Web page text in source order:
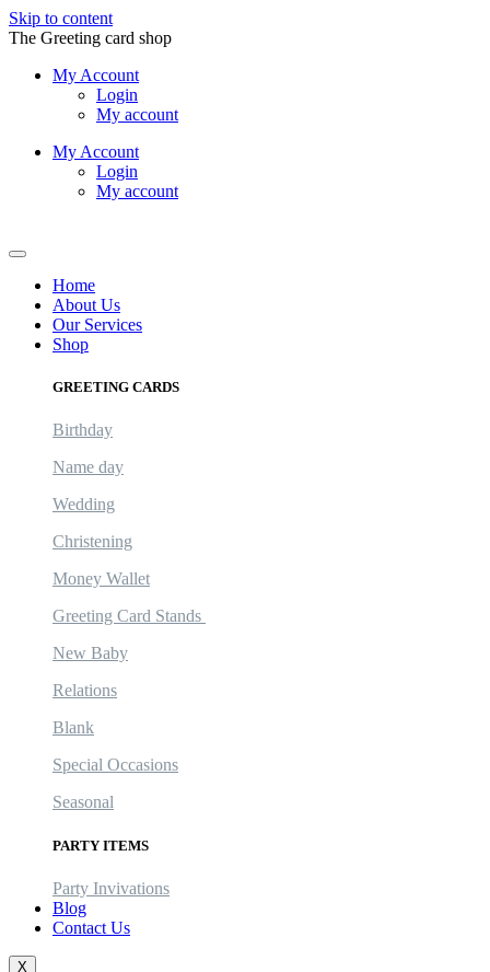
Skip to content
The Greeting card shop
My Account
Login
My account
My Account
Login
My account
Home
About Us
Our Services
Shop
GREETING CARDS
Birthday
Name day
Wedding
Christening
Money Wallet
Greeting Card Stands
New Baby
Relations
Blank
Special Occasions
Seasonal
PARTY ITEMS
Party Invivations
Blog
Contact Us
X